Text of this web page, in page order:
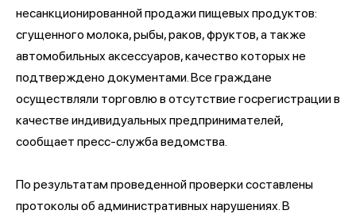
несанкционированной продажи пищевых продуктов:
сгущенного молока, рыбы, раков, фруктов, а также
автомобильных аксессуаров, качество которых не
подтверждено документами. Все граждане
осуществляли торговлю в отсутствие госрегистрации в
качестве индивидуальных предпринимателей,
сообщает пресс-служба ведомства.
По результатам проведенной проверки составлены
протоколы об административных нарушениях. В